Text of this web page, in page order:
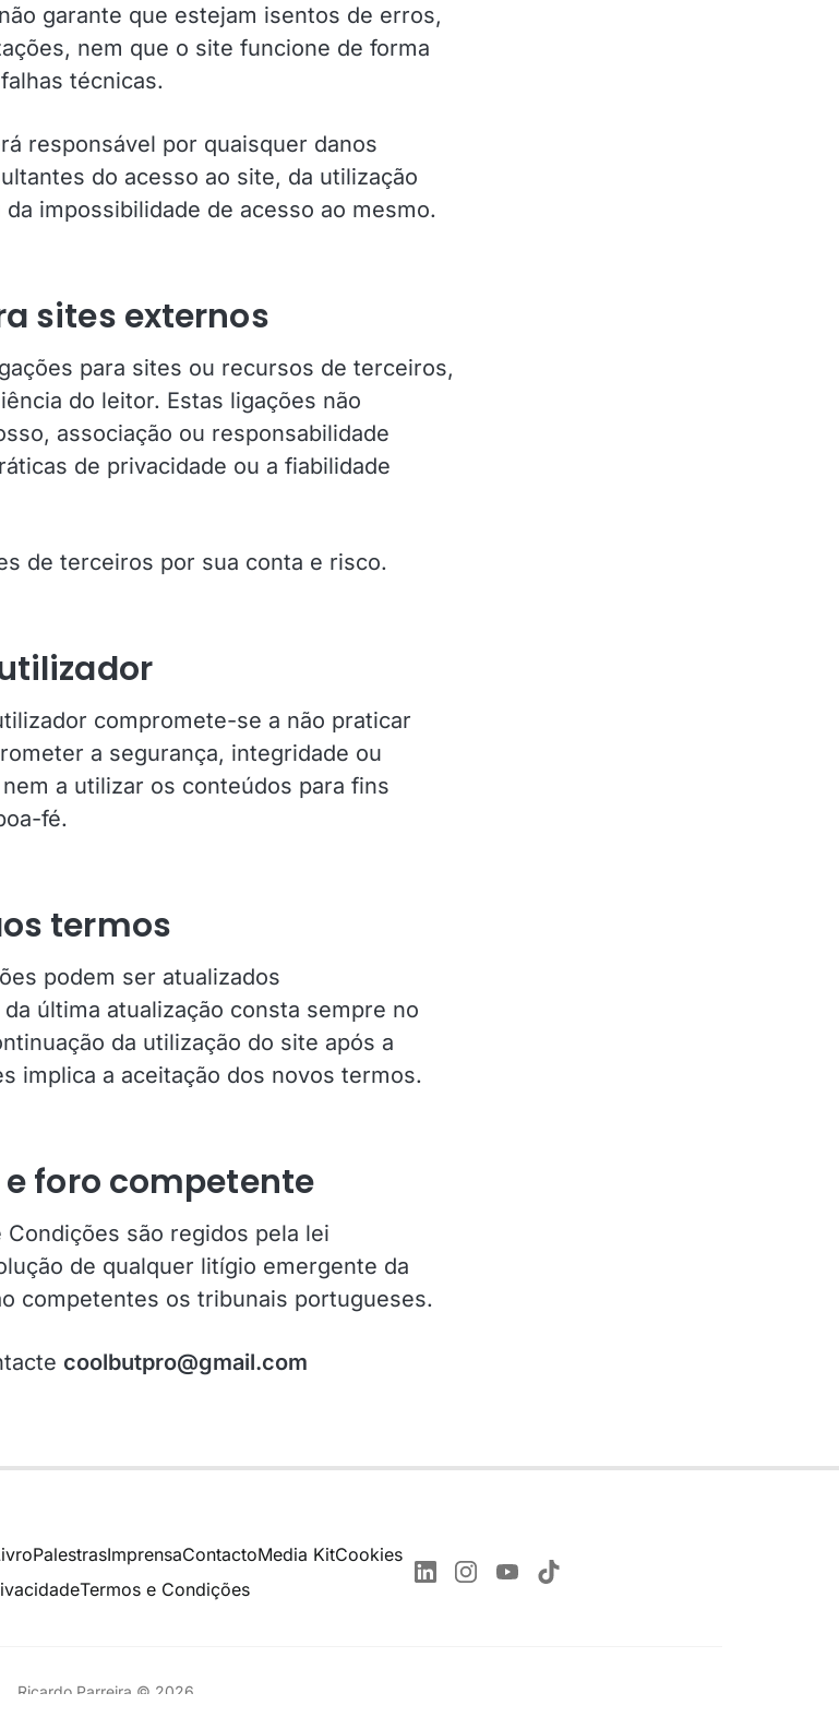
garante que estejam isentos de erros,
nem que o site funcione de forma
técnicas.
responsável por quaisquer danos
do acesso ao site, da utilização
impossibilidade de acesso ao mesmo.
sites externos
para sites ou recursos de terceiros,
do leitor. Estas ligações não
associação ou responsabilidade
de privacidade ou a fiabilidade
de terceiros por sua conta e risco.
compromete-se a não praticar
a segurança, integridade ou
a utilizar os conteúdos para fins
fé.
termos
podem ser atualizados
última atualização consta sempre no
da utilização do site após a
implica a aceitação dos novos termos.
e foro competente
são regidos pela lei
de qualquer litígio emergente da
competentes os tribunais portugueses.
coolbutpro@gmail.com
PalestrasImprensaContactoMedia KitCookies
Termos e Condições
Ricardo Parreira © 2026